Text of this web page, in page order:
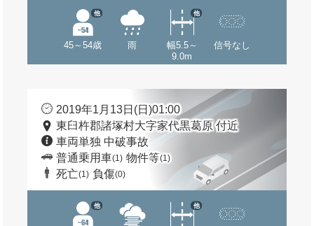
45～54歳
他
雨
幅5.5～
9.0m
他
信号なし
2019年1月13日(日)01:00
東臼杵郡諸塚村大字家代黒葛原 付近
車両単独 中破事故
普通乗用車(1) 物件等(1)
死亡(1) 負傷(0)
他 他